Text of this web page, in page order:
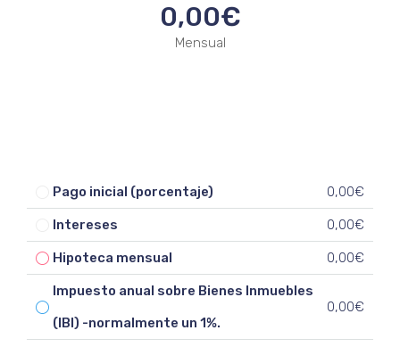
0,00€
Mensual
Pago inicial (porcentaje) 0,00€
Intereses 0,00€
Hipoteca mensual 0,00€
Impuesto anual sobre Bienes Inmuebles
(IBI) -normalmente un 1%.
0,00€